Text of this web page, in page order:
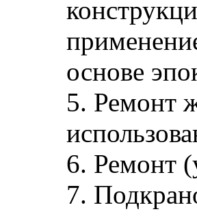
основе
5. Ремонт
6. Ремонт
7.